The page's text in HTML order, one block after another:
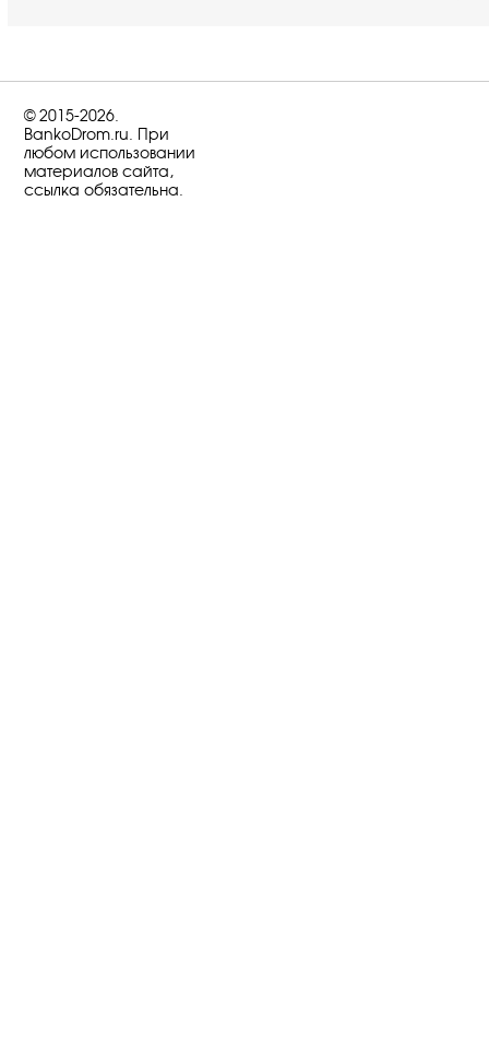
© 2015-2026.
BankoDrom.ru. При
любом использовании
материалов сайта,
ссылка обязательна.